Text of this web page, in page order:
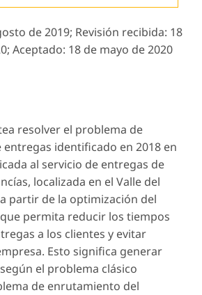
de 2019; Revisión recibida: 18
Aceptado: 18 de mayo de 2020
resolver el problema de
identificado en 2018 en
al servicio de entregas de
localizada en el Valle del
partir de la optimización del
permita reducir los tiempos
a los clientes y evitar
Esto significa generar
el problema clásico
de enrutamiento del